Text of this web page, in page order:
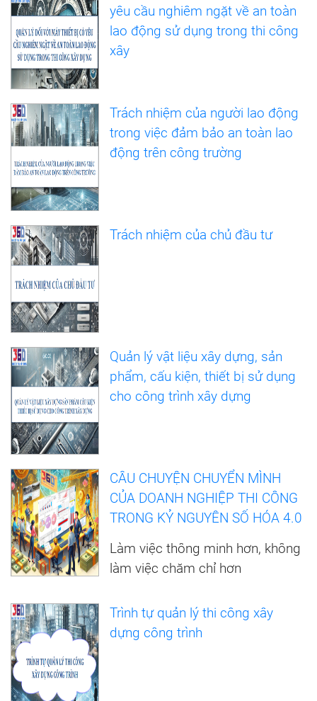
yêu cầu nghiêm ngặt về an toàn
lao động sử dụng trong thi công
xây
Trách nhiệm của người lao động
trong việc đảm bảo an toàn lao
động trên công trường
Trách nhiệm của chủ đầu tư
Quản lý vật liệu xây dựng, sản
phẩm, cấu kiện, thiết bị sử dụng
cho công trình xây dựng
CÂU CHUYỆN CHUYỂN MÌNH
CỦA DOANH NGHIỆP THI CÔNG
TRONG KỶ NGUYÊN SỐ HÓA 4.0
Làm việc thông minh hơn, không
làm việc chăm chỉ hơn
Trình tự quản lý thi công xây
dựng công trình